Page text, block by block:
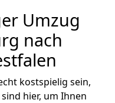
Umzug
nach
kostspielig sein,
hier, um Ihnen